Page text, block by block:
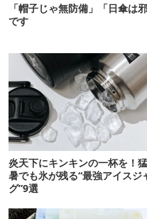
「帽子じゃ無防備」「日傘
です
炎天下にキンキンの一杯を！猛
暑でも氷が残る“最強アイスジ
グ”9選